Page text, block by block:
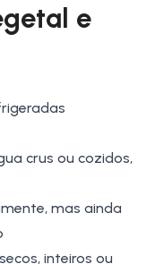
e
crus ou cozidos,
mas ainda
inteiros ou